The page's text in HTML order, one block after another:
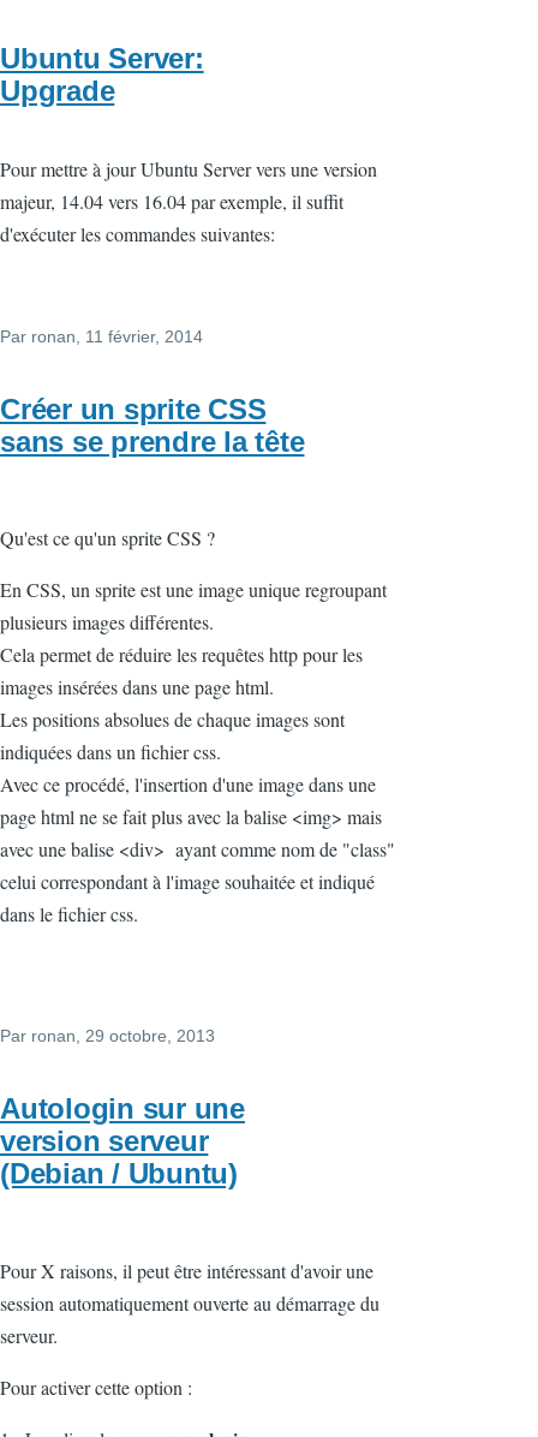
Ubuntu Server:
Upgrade
Pour mettre à jour Ubuntu Server vers une version
majeur, 14.04 vers 16.04 par exemple, il suffit
d'exécuter les commandes suivantes:
Par ronan , 11 février, 2014
Créer un sprite CSS
sans se prendre la tête
Qu'est ce qu'un sprite CSS ?
En CSS, un sprite est une image unique regroupant
plusieurs images différentes.
Cela permet de réduire les requêtes http pour les
images insérées dans une page html.
Les positions absolues de chaque images sont
indiquées dans un fichier css.
Avec ce procédé, l'insertion d'une image dans une
page html ne se fait plus avec la balise <img> mais
avec une balise <div> ayant comme nom de "class"
celui correspondant à l'image souhaitée et indiqué
dans le fichier css.
Par ronan, 29 octobre, 2013
Autologin sur une
version serveur
(Debian / Ubuntu)
Pour X raisons, il peut être intéressant d'avoir une
session automatiquement ouverte au démarrage du
serveur.
Pour activer cette option :